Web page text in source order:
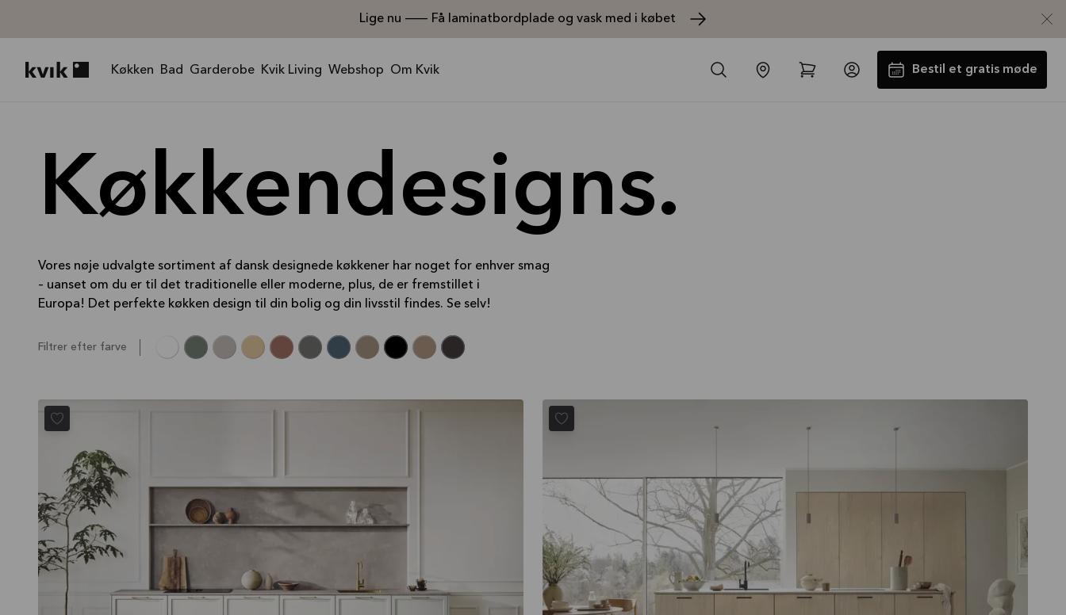
Lige nu — Få laminatbordplade og vask med i købet
Køkken Bad Garderobe Kvik Living Webshop Om Kvik Bestil et gratis møde
Køkkendesigns.
Vores nøje udvalgte sortiment af dansk designede køkkener har noget for enhver smag
– uanset om du er til det traditionelle eller moderne, plus, de er fremstillet i
Europa! Det perfekte køkken design til din bolig og din livsstil findes. Se selv!
Filtrer efter farve
CELLENO BORDO